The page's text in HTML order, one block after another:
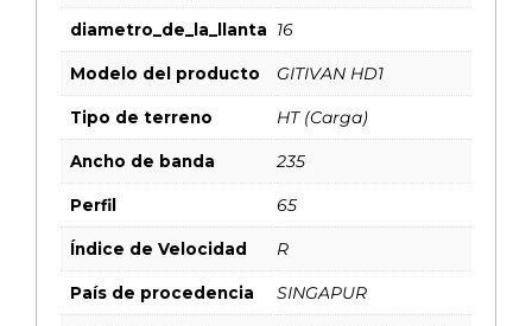
diametro_de_la_llanta 16
Modelo del producto GITIVAN HD1
Tipo de terreno HT (Carga)
Ancho de banda 235
Perfil 65
Índice de Velocidad R
País de procedencia SINGAPUR